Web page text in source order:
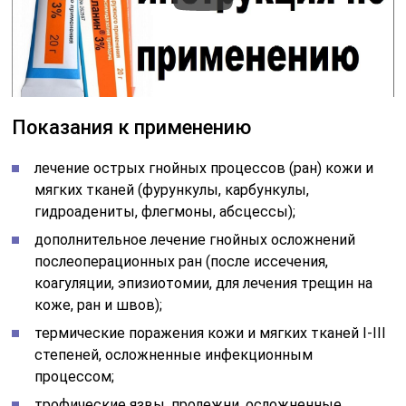
Показания к применению
лечение острых гнойных процессов (ран) кожи и
мягких тканей (фурункулы, карбункулы,
гидроадениты, флегмоны, абсцессы);
дополнительное лечение гнойных осложнений
послеоперационных ран (после иссечения,
коагуляции, эпизиотомии, для лечения трещин на
коже, ран и швов);
термические поражения кожи и мягких тканей I-III
степеней, осложненные инфекционным
процессом;